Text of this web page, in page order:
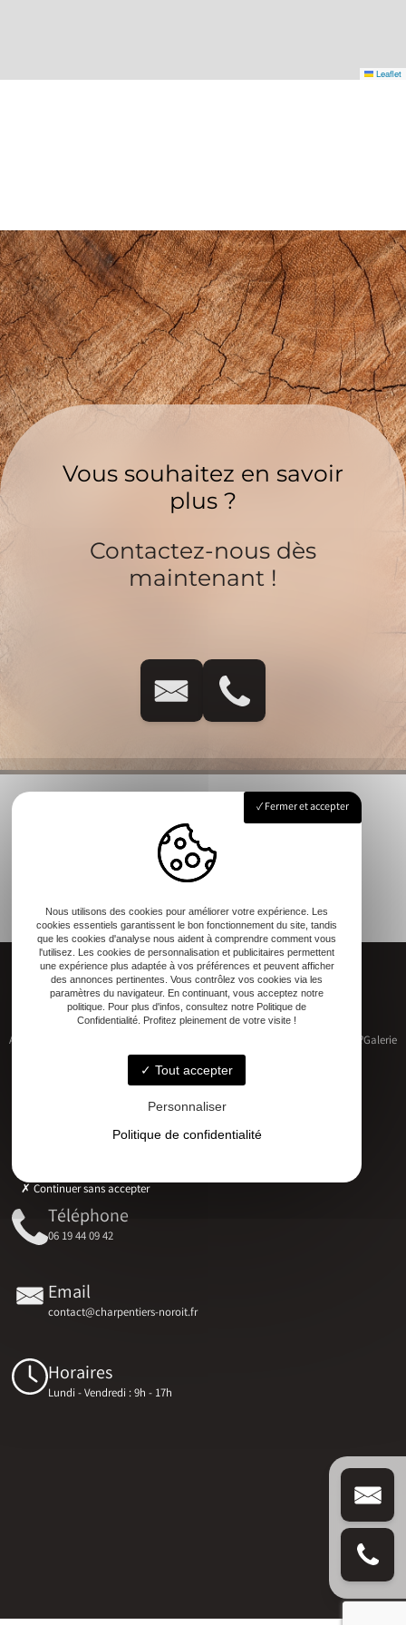
Leaflet
Vous souhaitez en savoir
plus ?
Contactez-nous dès
maintenant !
Accueil Qui sommes-nous ?Galerie
Contact
Téléphone
06 19 44 09 42
Email
contact@charpentiers-noroit.fr
Horaires
Lundi - Vendredi : 9h - 17h
Fermer et accepter
Nous utilisons des cookies pour améliorer votre expérience. Les
cookies essentiels garantissent le bon fonctionnement du site, tandis
que les cookies d'analyse nous aident à comprendre comment vous
l'utilisez. Les cookies de personnalisation et publicitaires permettent
une expérience plus adaptée à vos préférences et peuvent afficher
des annonces pertinentes. Vous contrôlez vos cookies via les
paramètres du navigateur. En continuant, vous acceptez notre
politique. Pour plus d'infos, consultez notre Politique de
Confidentialité. Profitez pleinement de votre visite !
Tout accepter
Personnaliser
Politique de confidentialité
Continuer sans accepter